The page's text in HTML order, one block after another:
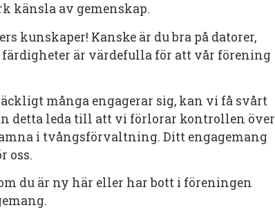
känsla av gemenskap.
kunskaper! Kanske är du bra på datorer,
är värdefulla för att vår förening
många engagerar sig, kan vi få svårt
detta leda till att vi förlorar kontrollen över
i tvångsförvaltning. Ditt engagemang
oss.
du är ny här eller har bott i föreningen